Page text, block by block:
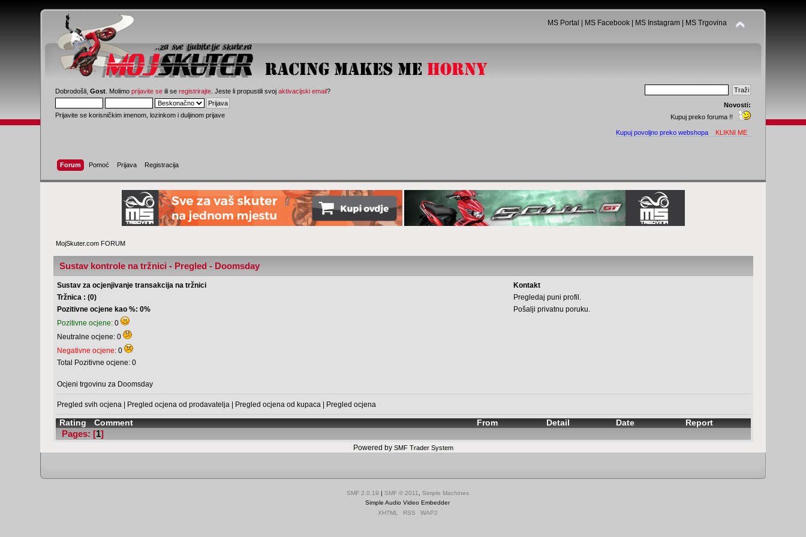
MS Portal MS Facebook| MS Instagram| MS Trgovina
Dobrodošli,Gost . Molimoprijavite se ili seregistrirajte . Jeste li propustili svojaktivacijski email?
Prijavite se korisničkim imenom, lozinkom i duljinom prijave
Novosti:
Kupuj preko foruma !!
Kupuj povoljno preko webshopa KLIKNI ME
Forum Pomoć Prijava Registracija
MojSkuter.com FORUM
Sustav kontrole na tržnici - Pregled - Doomsday
Sustav za ocjenjivanje transakcija na tržnici
Kontakt
Tržnica : (0)
Pregledaj puni profil.
Pozitivne ocjene kao %: 0%
Pošalji privatnu poruku.
Pozitivne ocjene: 0
Neutralne ocjene: 0
Negativne ocjene: 0
Total Pozitivne ocjene: 0
Ocjeni trgovinu za Doomsday
Pregled svih ocjena | Pregled ocjena od prodavatelja | Pregled ocjena od kupaca | Pregled ocjena
Rating Comment From Detail Date Report
Pages: [1]
Powered by SMF Trader System
SMF 2.0.19 | SMF © 2011
Simple Machines
Simple Audio Video Embedder
XHTML
RSS WAP2